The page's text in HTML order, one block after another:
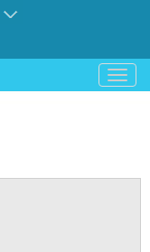
باز
و